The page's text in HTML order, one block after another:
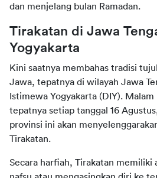
dan menjelang bulan Ramadan.
Tirakatan di Jawa
Yogyakarta
Kini saatnya membahas tradisi
Jawa, tepatnya di wilayah Jawa
Istimewa Yogyakarta (DIY). Malam
tepatnya setiap tanggal 16
provinsi ini akan
Tirakatan.
Secara harfiah, Tirakatan memiliki